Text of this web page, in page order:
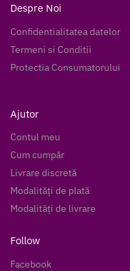
Despre Noi
Confidentialitatea datelor
Termeni si Conditii
Protectia Consumatorului
Ajutor
Contul meu
Cum cumpăr
Livrare discretă
Modalități de plată
Modalități de livrare
Follow
Facebook